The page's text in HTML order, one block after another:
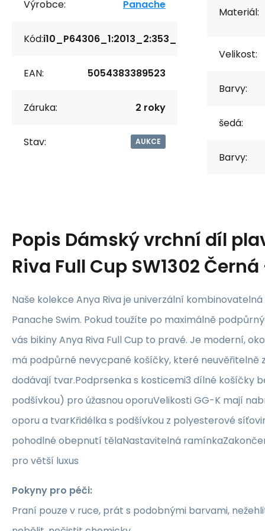
Výrobce: Panache
Kód:i10_P64306_1:2013_2:353_
EAN: 5054383389523
Záruka: 2 roky
Stav: AUKCE
Materiál:
Velikost:
Barvy:
šedá:
Barvy:
Popis Dámský vrchní díl
Riva Full Cup SW1302
Naše kolekce Anya Riva je univerzální
Panache Swim. Pokud toužíte po maximálně
vás bikiny Anya Riva Full Cup to pravé. Je moderní,
má podpůrné nevycpané košíčky, které neuvěřitelně
dodávají tvar.Podprsenka s kosticemi3 dílné košíčky
podšívkou) pro úžasnou oporuVelikosti GG-K mají
oporu a tvarKřidélka s podšívkou z polyesterové
pohodlné obepnutí tělaNastavitelná
pro větší luxus
Pokyny pro péči:
Praní pouze v ruce, prát s podobnými barvami,